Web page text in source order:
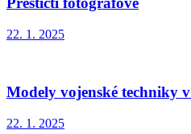
22. 1. 2025
Modely vojenské techniky v
22. 1. 2025